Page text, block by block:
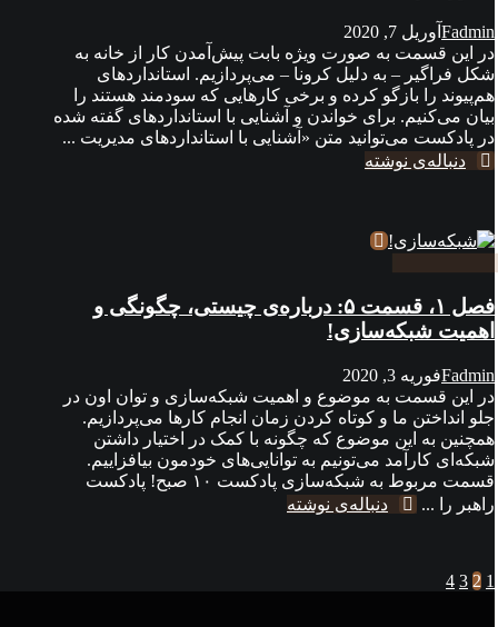
Fadmin آوریل 7, 2020
در این قسمت به صورت ویژه بابت پیش‌آمدن کار از خانه به
شکل فراگیر – به دلیل کرونا – می‌پردازیم. استانداردهای
هم‌پیوند را بازگو کرده و برخی کارهایی که سودمند هستند را
بیان می‌کنیم. برای خواندن و آشنایی با استانداردهای گفته شده
در پادکست می‌توانید متن «آشنایی با استانداردهای مدیریت ...
دنباله‌ی نوشته
فصل ۱، قسمت ۵: درباره‌ی چیستی، چگونگی و
اهمیت شبکه‌سازی!
Fadminفوریه 3, 2020
در این قسمت به موضوع و اهمیت شبکه‌سازی و توان اون در
جلو انداختن ما و کوتاه کردن زمان انجام کارها می‌پردازیم.
همچنین به این موضوع که چگونه با کمک در اختیار داشتن
شبکه‌ای کارآمد می‌تونیم به توانایی‌های خودمون بیافزاییم.
قسمت مربوط به شبکه‌سازی پادکست ۱۰ صبح! پادکست
راهبر را ...
دنباله‌ی نوشته
صفحه‌بندی
1
2
3
4